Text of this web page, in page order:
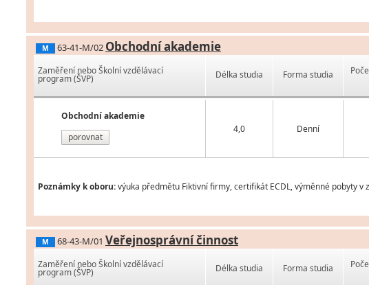
M 63-41-M/02 Obchodní akademie
Zaměření nebo Školní vzdělávací
program (ŠVP)
Obchodní akademie
porovnat
Délka studia Forma studia
4,0 Denní
Poznámky k oboru:výuka předmětu Fiktivní firmy, certifikát ECDL, výměnné pobyty
M 68-43-M/01 Veřejnosprávní činnost
Zaměření nebo Školní vzdělávací
program (ŠVP) Délka studia Forma studia